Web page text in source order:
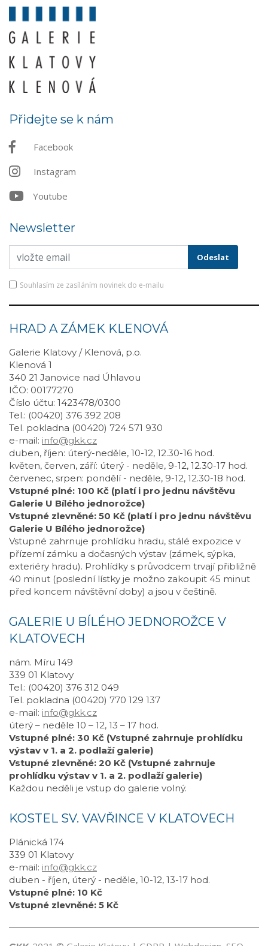
Přidejte se k nám
Facebook
Instagram
Youtube
Newsletter
Souhlasím ze zasíláním novinek do e-mailu
HRAD A ZÁMEK KLENOVÁ
Galerie Klatovy / Klenová, p.o.
Klenová 1
340 21 Janovice nad Úhlavou
IČO: 00177270
Číslo účtu: 1423478/0300
Tel.: (00420) 376 392 208
Tel. pokladna (00420) 724 571 930
e-mail: info@gkk.cz
duben, říjen: úterý-neděle, 10-12, 12.30-16 hod.
květen, červen, září: úterý - neděle, 9-12, 12.30-17 hod.
červenec, srpen: pondělí - neděle, 9-12, 12.30-18 hod.
Vstupné plné: 100 Kč (platí i pro jednu návštěvu
Galerie U Bílého jednorožce)
Vstupné zlevněné: 50 Kč (platí i pro jednu návštěvu
Galerie U Bílého jednorožce)
Vstupné zahrnuje prohlídku hradu, stálé expozice v
přízemí zámku a dočasných výstav (zámek, sýpka,
exteriéry hradu). Prohlídky s průvodcem trvají přibližně
40 minut (poslední lístky je možno zakoupit 45 minut
před koncem návštěvní doby) a jsou v češtině.
GALERIE U BÍLÉHO JEDNOROŽCE V
KLATOVECH
nám. Míru 149
339 01 Klatovy
Tel.: (00420) 376 312 049
Tel. pokladna (00420) 770 129 137
e-mail: info@gkk.cz
úterý – neděle 10 – 12, 13 – 17 hod.
Vstupné plné: 30 Kč (Vstupné zahrnuje prohlídku
výstav v 1. a 2. podlaží galerie)
Vstupné zlevněné: 20 Kč (Vstupné zahrnuje
prohlídku výstav v 1. a 2. podlaží galerie)
Každou neděli je vstup do galerie volný.
KOSTEL SV. VAVŘINCE V KLATOVECH
Plánická 174
339 01 Klatovy
e-mail: info@gkk.cz
duben - říjen, úterý - neděle, 10-12, 13-17 hod.
Vstupné plné: 10 Kč
Vstupné zlevněné: 5 Kč